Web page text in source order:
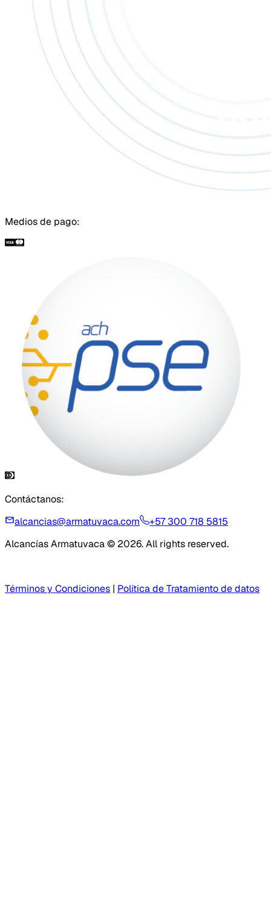
Medios de pago:
Contáctanos:
alcancias@armatuvaca.com
+57 300 718 5815
Alcancías Armatuvaca © 2026. All rights reserved.
Términos y Condiciones | Política de Tratamiento de datos